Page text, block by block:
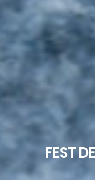
FEST